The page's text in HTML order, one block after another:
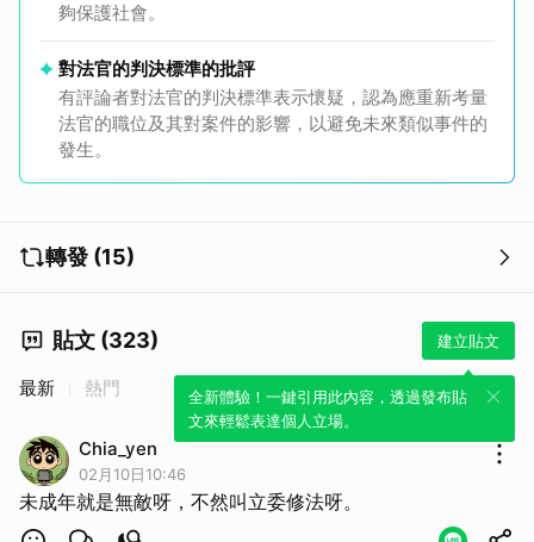
夠保護社會。
對法官的判決標準的批評
有評論者對法官的判決標準表示懷疑，認為應重新考量
法官的職位及其對案件的影響，以避免未來類似事件的
發生。
轉發 (15)
貼文 (323) 建立貼文
全新體驗！一鍵引用此內容，透過發布貼
文來輕鬆表達個人立場。
最新 熱門
Chia_yen
02月10日10:46
未成年就是無敵呀，不然叫立委修法呀。